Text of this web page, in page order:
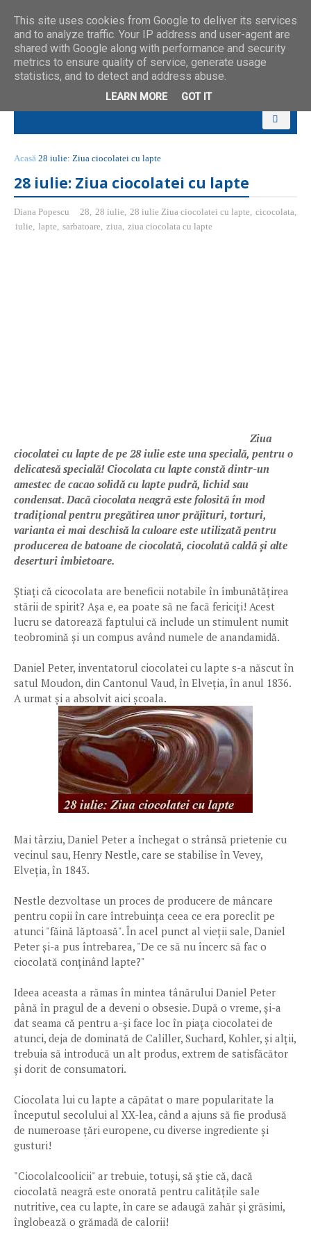
Acasă 28 iulie: Ziua ciocolatei cu lapte
28 iulie: Ziua ciocolatei cu lapte
Diana Popescu 28, 28 iulie, 28 iulie Ziua ciocolatei cu lapte, cicocolata,
iulie, lapte, sarbatoare, ziua, ziua ciocolata cu lapte
Ziua
ciocolatei cu lapte de pe 28 iulie este una specială, pentru o
delicatesă specială! Ciocolata cu lapte constă dintr-un
amestec de cacao solidă cu lapte pudră, lichid sau
condensat. Dacă ciocolata neagră este folosită în mod
tradițional pentru pregătirea unor prăjituri, torturi,
varianta ei mai deschisă la culoare este utilizată pentru
producerea de batoane de ciocolată, ciocolată caldă și alte
deserturi îmbietoare.
Știați că cicocolata are beneficii notabile în îmbunătățirea
stării de spirit? Așa e, ea poate să ne facă fericiți! Acest
lucru se datorează faptului că include un stimulent numit
teobromină și un compus având numele de anandamidă.
Daniel Peter, inventatorul ciocolatei cu lapte s-a născut în
satul Moudon, din Cantonul Vaud, în Elveția, în anul 1836.
A urmat și a absolvit aici școala.
Mai târziu, Daniel Peter a închegat o strânsă prietenie cu
vecinul sau, Henry Nestle, care se stabilise în Vevey,
Elveția, în 1843.
Nestle dezvoltase un proces de producere de mâncare
pentru copii în care întrebuința ceea ce era poreclit pe
atunci "făină lăptoasă". În acel punct al vieții sale, Daniel
Peter și-a pus întrebarea, "De ce să nu încerc să fac o
ciocolată conținând lapte?"
Ideea aceasta a rămas în mintea tânărului Daniel Peter
până în pragul de a deveni o obsesie. După o vreme, și-a
dat seama că pentru a-și face loc în piața ciocolatei de
atunci, deja de dominată de Caliller, Suchard, Kohler, și alții,
trebuia să introducă un alt produs, extrem de satisfăcător
și dorit de consumatori.
Ciocolata lui cu lapte a căpătat o mare popularitate la
începutul secolului al XX-lea, când a ajuns să fie produsă
de numeroase țări europene, cu diverse ingrediente și
gusturi!
"Ciocolalcoolicii" ar trebuie, totuși, să știe că, dacă
ciocolată neagră este onorată pentru calitățile sale
nutritive, cea cu lapte, în care se adaugă zahăr și grăsimi,
înglobează o grămadă de calorii!
This site uses cookies from Google to deliver its services
and to analyze traffic. Your IP address and user-agent are
shared with Google along with performance and security
metrics to ensure quality of service, generate usage
statistics, and to detect and address abuse.
LEARN MORE GOT IT